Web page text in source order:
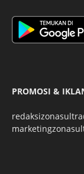
PROMOSI &